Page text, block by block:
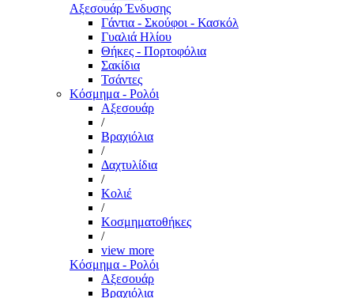
Αξεσουάρ Ένδυσης
Γάντια - Σκούφοι - Κασκόλ
Γυαλιά Ηλίου
Θήκες - Πορτοφόλια
Σακίδια
Τσάντες
Κόσμημα - Ρολόι
Αξεσουάρ
/
Βραχιόλια
/
Δαχτυλίδια
/
Κολιέ
/
Κοσμηματοθήκες
/
view more
Κόσμημα - Ρολόι
Αξεσουάρ
Βραχιόλια